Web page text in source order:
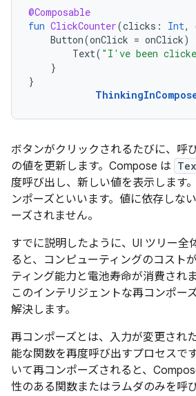
@Composable
fun ClickCounter(clicks : Int,
Button(onClick = onClick)
Text( "I've been
}
}
ボタンがクリックされるたびに、呼
の値を更新します。Compose は
度呼び出し、新しい値を表示します
ンポーズ といいます。値に依存しな
ーズされません。
すでに説明したように、UI ツリー全
ると、コンピューティングのコスト
ティング能力と電池寿命が消費され
このインテリジェントな再コンポー
解決します。
再コンポーズとは、入力が変更され
能な関数を再度呼び出すプロセスで
いて再コンポーズされると、
性のある関数またはラムダのみを呼